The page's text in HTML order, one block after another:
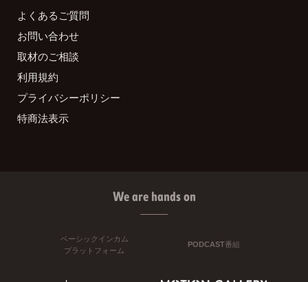
よくあるご質問
お問い合わせ
取材のご相談
利用規約
プライバシーポリシー
特商法表示
We are hands on
ベーシックインカム
プラットフォーム
PODCAST番組